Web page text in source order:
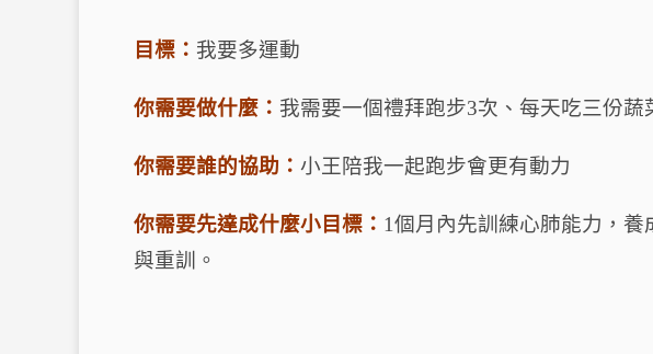
目標： 我要多運動
你需要做什麼： 我需要一個禮拜跑步3次、每天吃三份蔬
你需要誰的協助： 小王陪我一起跑步會更有動力
你需要先達成什麼小目標： 1個月內先訓練心肺能力，養
與重訓。